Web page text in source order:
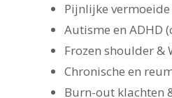
Pijnlijke
Autisme en ADHD
Frozen shoulder &
Chronische en
Burn-out klachten